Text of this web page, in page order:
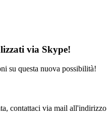
via Skype!
su questa nuova possibilità!
contattaci via mail all'indirizzo